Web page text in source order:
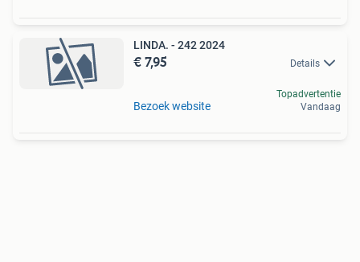
LINDA. - 242 2024
€ 7,95 Details
Bezoek website
Topadvertentie
Vandaag